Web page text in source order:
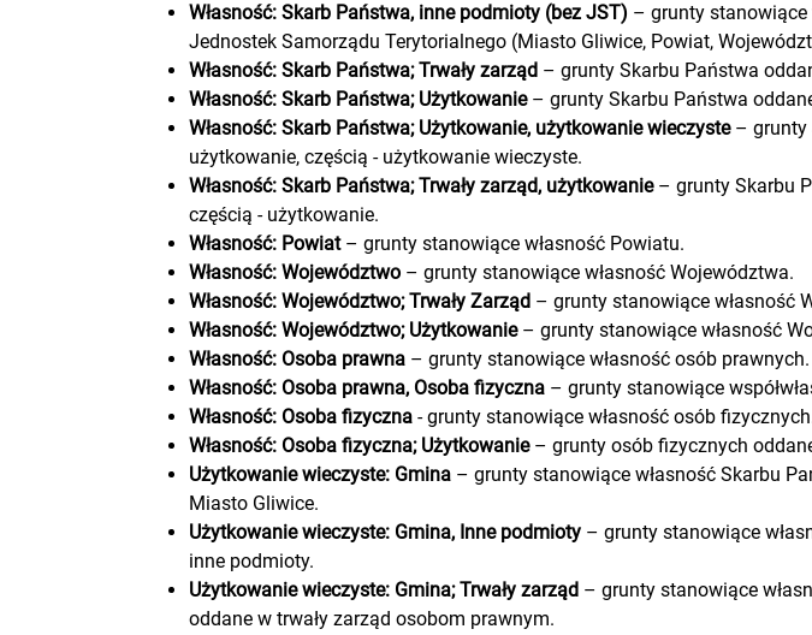
Własność: Skarb Państwa, inne podmioty (bez JST) – grunty stanowiące
Jednostek Samorządu Terytorialnego (Miasto Gliwice, Powiat,
Własność: Skarb Państwa; Trwały zarząd – grunty Skarbu Państwa
Własność: Skarb Państwa; Użytkowanie– grunty Skarbu Państwa
Własność: Skarb Państwa; Użytkowanie, użytkowanie wieczyste– grunty
użytkowanie, częścią - użytkowanie wieczyste.
Własność: Skarb Państwa; Trwały zarząd, użytkowanie– grunty Skarbu
częścią - użytkowanie.
Własność: Powiat– grunty stanowiące własność Powiatu.
Własność: Województwo – grunty stanowiące własność Województwa.
Własność: Województwo; Trwały Zarząd – grunty stanowiące własność
Własność: Województwo; Użytkowanie– grunty stanowiące własność
Własność: Osoba prawna – grunty stanowiące własność osób prawnych.
Własność: Osoba prawna, Osoba fizyczna – grunty stanowiące
Własność: Osoba fizyczna - grunty stanowiące własność osób
Własność: Osoba fizyczna; Użytkowanie– grunty osób fizycznych
Użytkowanie wieczyste: Gmina – grunty stanowiące własność Skarbu
Miasto Gliwice.
Użytkowanie wieczyste: Gmina, Inne podmioty – grunty stanowiące
inne podmioty.
Użytkowanie wieczyste: Gmina; Trwały zarząd – grunty stanowiące
oddane w trwały zarząd osobom prawnym.